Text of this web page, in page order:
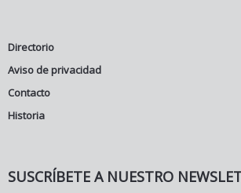
Directorio
Aviso de privacidad
Contacto
Historia
SUSCRÍBETE A NUESTRO